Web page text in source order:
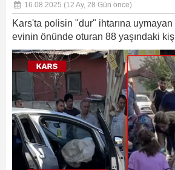
16.08.2025 (12 Ay, 28 Gün önce)
Kars'ta polisin "dur" ihtarına
evinin önünde oturan 88 yaşındaki